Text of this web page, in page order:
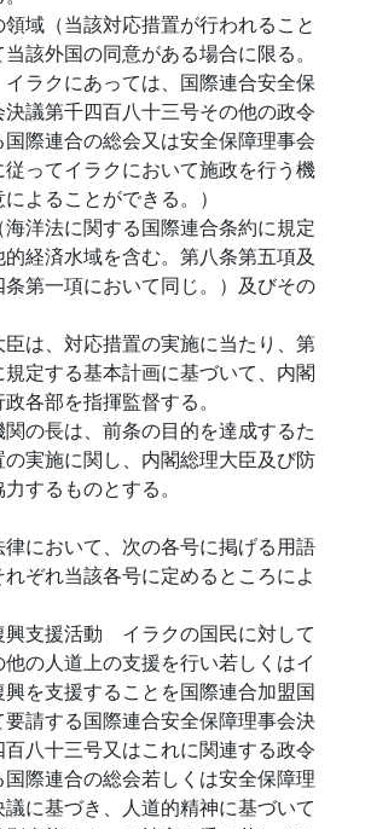
域（当該対応措置が行われること
該外国の同意がある場合に限る。
イラクにあっては、国際連合安全保
議第千四百八十三号その他の政令
国際連合の総会又は安全保障理事会
ってイラクにおいて施政を行う機
よることができる。）
海洋法に関する国際連合条約に規定
経済水域を含む。第八条第五項及
条第一項において同じ。）及びその
臣は、対応措置の実施に当たり、第
規定する基本計画に基づいて、内閣
各部を指揮監督する。
の長は、前条の目的を達成するた
実施に関し、内閣総理大臣及び防
するものとする。
律において、次の各号に掲げる用語
ぞれ当該各号に定めるところによ
興支援活動 イラクの国民に対して
他の人道上の支援を行い若しくはイ
興を支援することを国際連合加盟国
要請する国際連合安全保障理事会決
八十三号又はこれに関連する政令
国際連合の総会若しくは安全保障理
に基づき、人道的精神に基づいて